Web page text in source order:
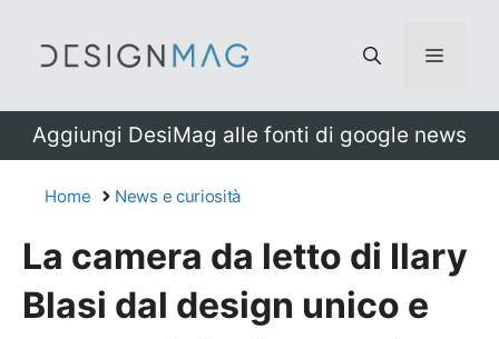
Menu
Aggiungi DesiMag alle fonti di google news
Home News e curiosità
La camera da letto di Ilary
Blasi dal design unico e